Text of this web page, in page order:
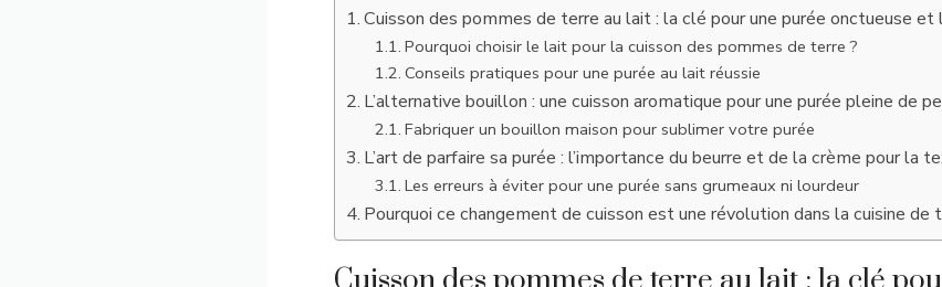
Cuisson des pommes de terre au lait : la clé pour une purée onctueuse et
Pourquoi choisir le lait pour la cuisson des pommes de terre ?
Conseils pratiques pour une purée au lait réussie
L’alternative bouillon : une cuisson aromatique pour une purée pleine de
Fabriquer un bouillon maison pour sublimer votre purée
L’art de parfaire sa purée : l’importance du beurre et de la crème pour la
Les erreurs à éviter pour une purée sans grumeaux ni lourdeur
Pourquoi ce changement de cuisson est une révolution dans la cuisine de